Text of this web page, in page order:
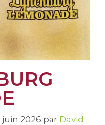
juin 2026 par David